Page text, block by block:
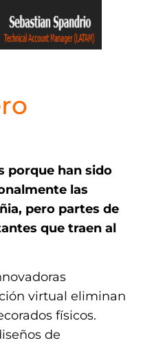
porque han sido
las
pero partes de
que traen al
virtual eliminan
físicos.
de